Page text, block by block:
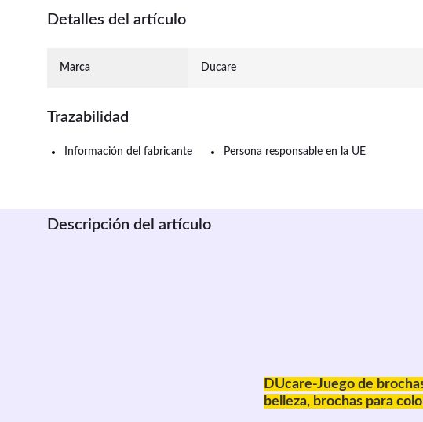
Detalles del artículo
Marca Ducare
Trazabilidad
Información del fabricante Persona responsable en la UE
Descripción del artículo
DUcare-Juego de
belleza, brochas para